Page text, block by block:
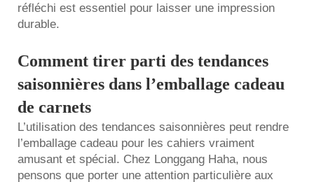
réfléchi est essentiel pour laisser une impression
durable.
Comment tirer parti des tendances
saisonnières dans l’emballage cadeau
de carnets
L’utilisation des tendances saisonnières peut rendre
l’emballage cadeau pour les cahiers vraiment
amusant et spécial. Chez Longgang Haha, nous
pensons que porter une attention particulière aux